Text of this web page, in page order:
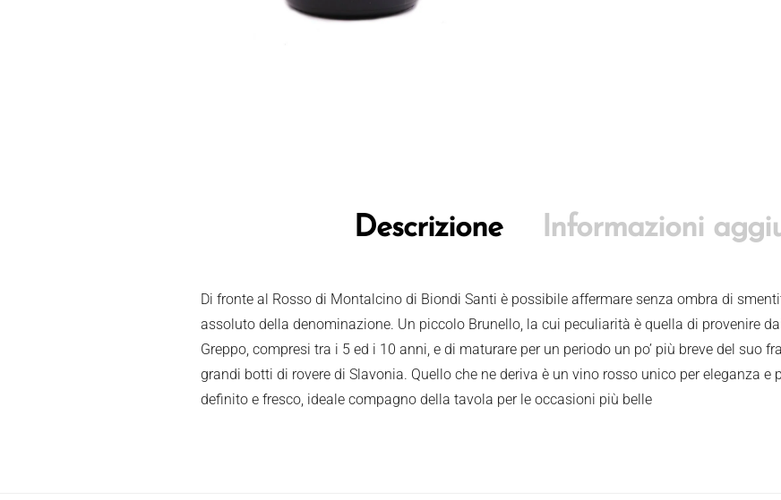
Descrizione Informazioni
Di fronte al Rosso di Montalcino di Biondi Santi è possibile affermare senza ombra di
assoluto della denominazione. Un piccolo Brunello, la cui peculiarità è quella di provenire
Greppo, compresi tra i 5 ed i 10 anni, e di maturare per un periodo un po’ più breve del suo
grandi botti di rovere di Slavonia. Quello che ne deriva è un vino rosso unico per eleganza e
definito e fresco, ideale compagno della tavola per le occasioni più belle